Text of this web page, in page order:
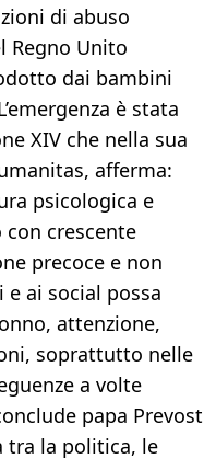
di abuso
Regno Unito
dai bambini
è stata
XIV che nella sua
afferma:
psicologica e
crescente
precoce e non
ai social possa
attenzione,
soprattutto nelle
a volte
papa Prevost
tra la politica, le